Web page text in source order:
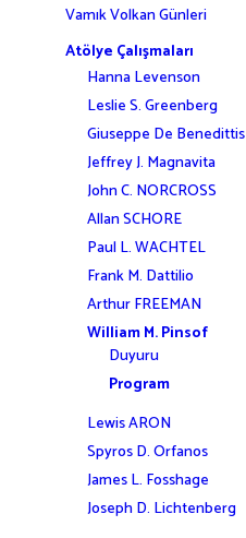
Vamık Volkan Günleri
Atölye Çalışmaları
Hanna Levenson
Leslie S. Greenberg
Giuseppe De Benedittis
Jeffrey J. Magnavita
John C. NORCROSS
Allan SCHORE
Paul L. WACHTEL
Frank M. Dattilio
Arthur FREEMAN
William M. Pinsof
Duyuru
Program
Lewis ARON
Spyros D. Orfanos
James L. Fosshage
Joseph D. Lichtenberg